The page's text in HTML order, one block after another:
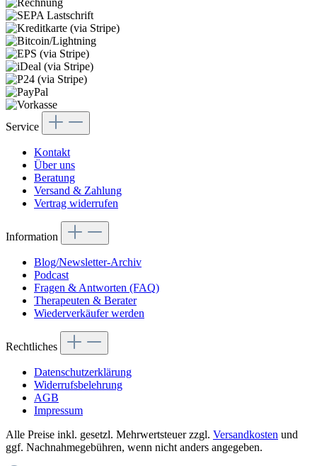
Service
Kontakt
Über uns
Beratung
Versand & Zahlung
Vertrag widerrufen
Information
Blog/Newsletter-Archiv
Podcast
Fragen & Antworten (FAQ)
Therapeuten & Berater
Wiederverkäufer werden
Rechtliches
Datenschutzerklärung
Widerrufsbelehrung
AGB
Impressum
Alle Preise inkl. gesetzl. Mehrwertsteuer zzgl. Versandkosten und
ggf. Nachnahmegebühren, wenn nicht anders angegeben.